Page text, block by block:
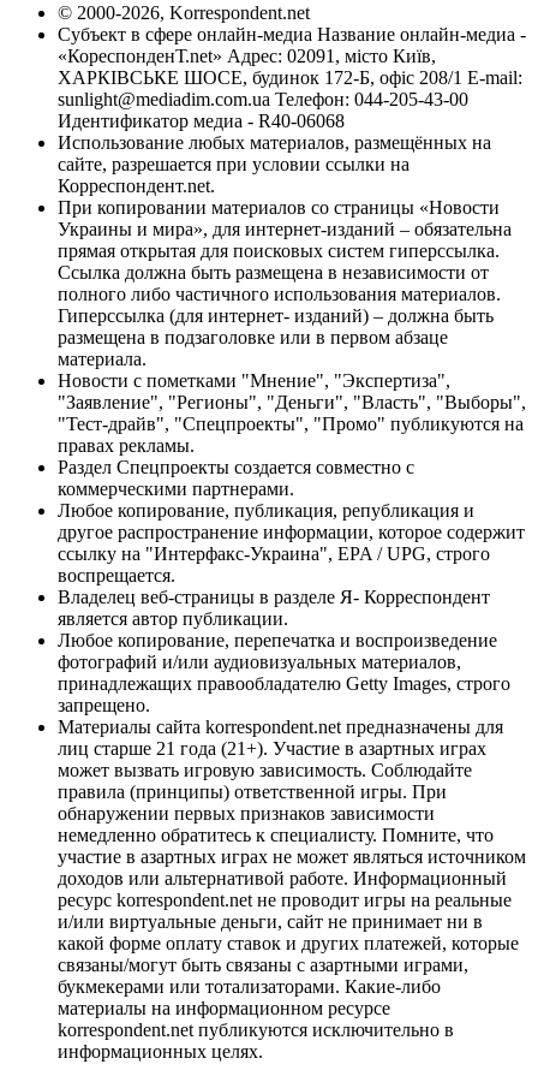
© 2000-2026, Korrespondent.net
Субъект в сфере онлайн-медиа Название онлайн-медиа -
«КореспонденТ.net» Адрес: 02091, місто Київ,
ХАРКІВСЬКЕ ШОСЕ, будинок 172-Б, офіс 208/1 E-mail:
sunlight@mediadim.com.ua Телефон: 044-205-43-00
Идентификатор медиа - R40-06068
Использование любых материалов, размещённых на
сайте, разрешается при условии ссылки на
Корреспондент.net.
При копировании материалов со страницы «Новости
Украины и мира», для интернет-изданий – обязательна
прямая открытая для поисковых систем гиперссылка.
Ссылка должна быть размещена в независимости от
полного либо частичного использования материалов.
Гиперссылка (для интернет- изданий) – должна быть
размещена в подзаголовке или в первом абзаце
материала.
Новости с пометками "Мнение", "Экспертиза",
"Заявление", "Регионы", "Деньги", "Власть", "Выборы",
"Тест-драйв", "Спецпроекты", "Промо" публикуются на
правах рекламы.
Раздел Спецпроекты создается совместно с
коммерческими партнерами.
Любое копирование, публикация, републикация и
другое распространение информации, которое содержит
ссылку на "Интерфакс-Украина", EPA / UPG, строго
воспрещается.
Владелец веб-страницы в разделе Я- Корреспондент
является автор публикации.
Любое копирование, перепечатка и воспроизведение
фотографий и/или аудиовизуальных материалов,
принадлежащих правообладателю Getty Images, строго
запрещено.
Материалы сайта korrespondent.net предназначены для
лиц старше 21 года (21+). Участие в азартных играх
может вызвать игровую зависимость. Соблюдайте
правила (принципы) ответственной игры. При
обнаружении первых признаков зависимости
немедленно обратитесь к специалисту. Помните, что
участие в азартных играх не может являться источником
доходов или альтернативой работе. Информационный
ресурс korrespondent.net не проводит игры на реальные
и/или виртуальные деньги, сайт не принимает ни в
какой форме оплату ставок и других платежей, которые
связаны/могут быть связаны с азартными играми,
букмекерами или тотализаторами. Какие-либо
материалы на информационном ресурсе
korrespondent.net публикуются исключительно в
информационных целях.